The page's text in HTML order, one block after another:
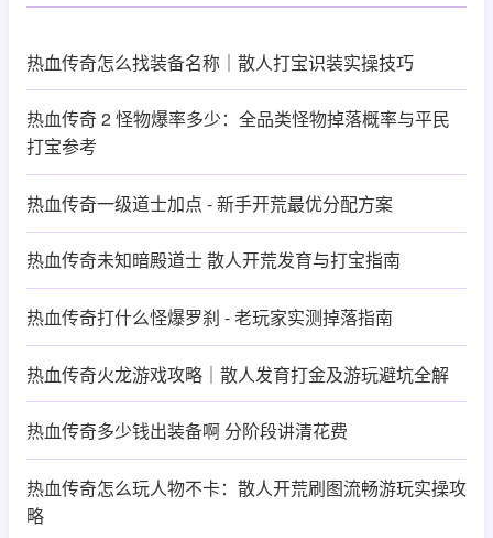
热血传奇怎么找装备名称｜散人打宝识装实操技巧
热血传奇 2 怪物爆率多少：全品类怪物掉落概率与平民
打宝参考
热血传奇一级道士加点 - 新手开荒最优分配方案
热血传奇未知暗殿道士 散人开荒发育与打宝指南
热血传奇打什么怪爆罗刹 - 老玩家实测掉落指南
热血传奇火龙游戏攻略｜散人发育打金及游玩避坑全解
热血传奇多少钱出装备啊 分阶段讲清花费
热血传奇怎么玩人物不卡：散人开荒刷图流畅游玩实操攻
略